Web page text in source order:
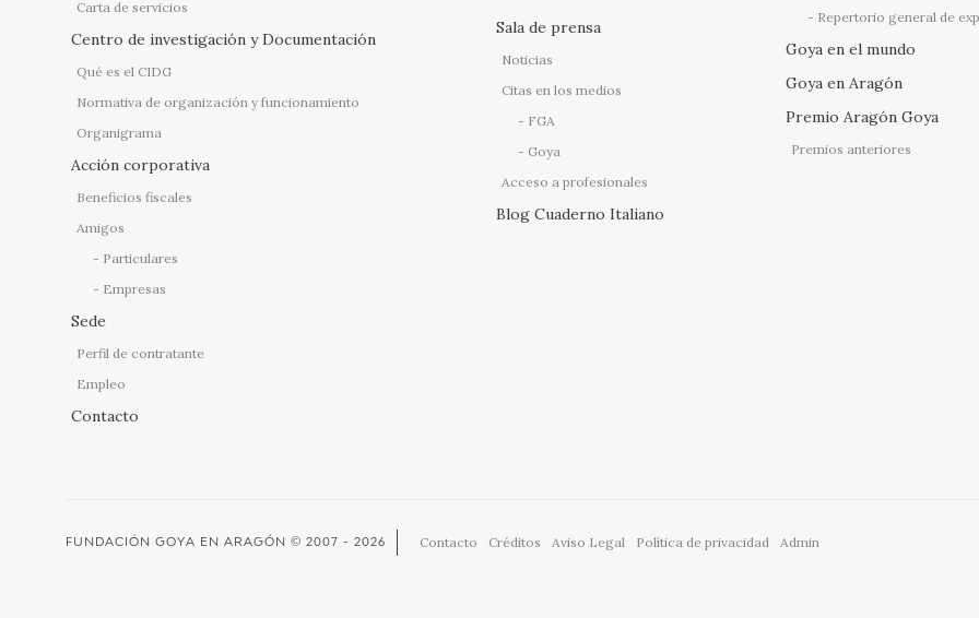
Carta de servicios
Centro de investigación y Documentación
Qué es el CIDG
Normativa de organización y funcionamiento
Organigrama
Acción corporativa
Beneficios fiscales
Amigos
Particulares
Empresas
Sede
Perfil de contratante
Empleo
Contacto
Sala de prensa
Noticias
Citas en los medios
FGA
Goya
Acceso a profesionales
Blog Cuaderno Italiano
Repertorio general de
Goya en el mundo
Goya en Aragón
Premio Aragón Goya
Premios anteriores
FUNDACIÓN GOYA EN ARAGÓN © 2007 - 2026 Contacto Créditos Aviso Legal Política de privacidad Admin